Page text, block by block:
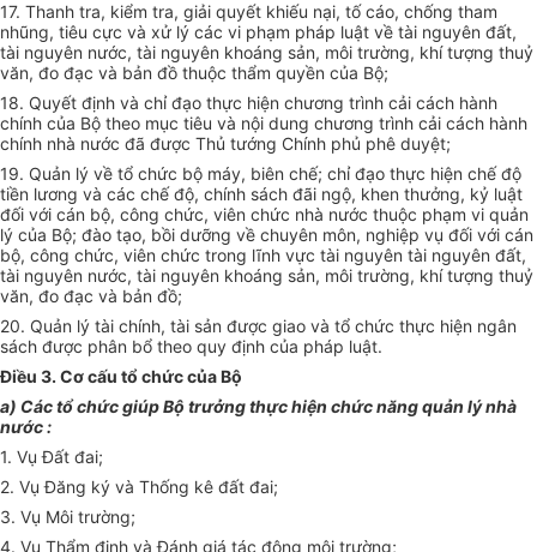
17. Thanh tra, kiểm tra, giải quyết khiếu nại, tố cáo, chống tham
nhũng, tiêu cực và xử lý các vi phạm pháp luật về tài nguyên đất,
tài nguyên nước, tài nguyên khoáng sản, môi trường, khí tượng thuỷ
văn, đo đạc và bản đồ thuộc thẩm quyền của Bộ;
18. Quyết định và chỉ đạo thực hiện chương trình cải cách hành
chính của Bộ theo mục tiêu và nội dung chương trình cải cách hành
chính nhà nước đã được Thủ tướng Chính phủ phê duyệt;
19. Quản lý về tổ chức bộ máy, biên chế; chỉ đạo thực hiện chế độ
tiền lương và các chế độ, chính sách đãi ngộ, khen thưởng, kỷ luật
đối với cán bộ, công chức, viên chức nhà nước thuộc phạm vi quản
lý của Bộ; đào tạo, bồi dưỡng về chuyên môn, nghiệp vụ đối với cán
bộ, công chức, viên chức trong lĩnh vực tài nguyên tài nguyên đất,
tài nguyên nước, tài nguyên khoáng sản, môi trường, khí tượng thuỷ
văn, đo đạc và bản đồ;
20. Quản lý tài chính, tài sản được giao và tổ chức thực hiện ngân
sách được phân bổ theo quy định của pháp luật.
Điều 3. Cơ cấu tổ chức của Bộ
a) Các tổ chức giúp Bộ trưởng thực hiện chức năng quản lý nhà
nước :
1. Vụ Đất đai;
2. Vụ Đăng ký và Thống kê đất đai;
3. Vụ Môi trường;
4. Vụ Thẩm định và Đánh giá tác động môi trường;